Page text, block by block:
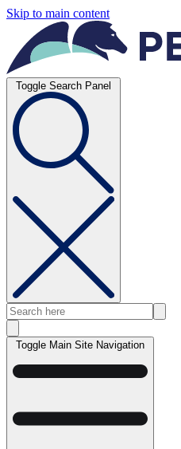
Skip to main content
Toggle Search Panel
Toggle Main Site Navigation